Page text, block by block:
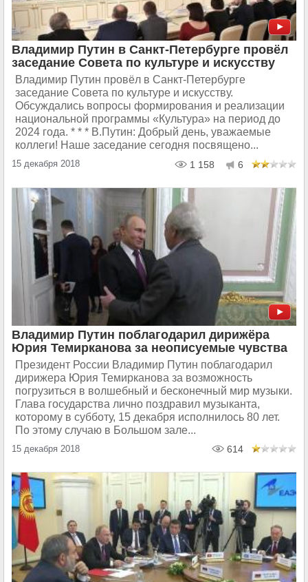
Владимир Путин в Санкт-Петербурге провёл
заседание Совета по культуре и искусству
Владимир Путин провёл в Санкт-Петербурге
заседание Совета по культуре и искусству.
Обсуждались вопросы формирования и реализации
национальной программы «Культура» на период до
2024 года. * * * В.Путин: Добрый день, уважаемые
коллеги! Наше заседание сегодня посвящено...
15 декабря 2018 1 158 6
Владимир Путин поблагодарил дирижёра
Юрия Темирканова за неописуемые чувства
Президент России Владимир Путин поблагодарил
дирижера Юрия Темирканова за возможность
погрузиться в волшебный и бесконечный мир музыки.
Глава государства лично поздравил музыканта,
которому в субботу, 15 декабря исполнилось 80 лет.
По этому случаю в Большом зале...
15 декабря 2018 614